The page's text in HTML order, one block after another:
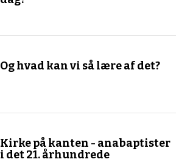
Og hvad kan vi så lære af det?
Kirke på kanten - anabaptister
i det 21. århundrede